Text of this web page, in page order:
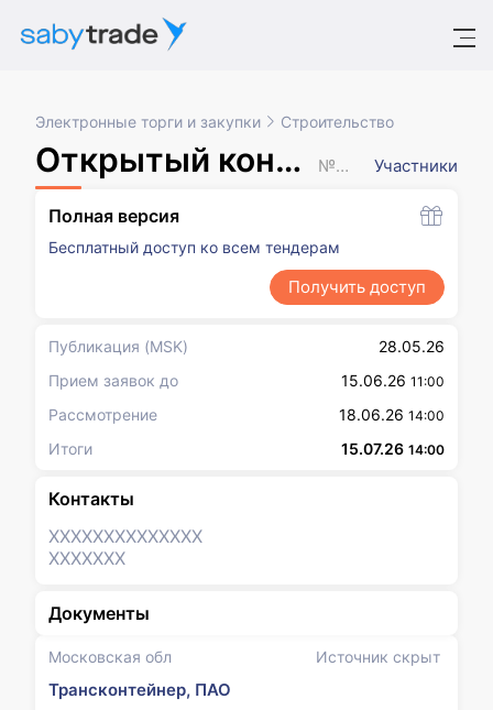
Электронные торги и закупки Строительство
Открытый конкурс в электронной форме (с 01.01.2026) № XXXXXXX Участники
Московская обл Источник скрыт
Трансконтейнер, ПАО
Полная версия
Бесплатный доступ ко всем тендерам
Получить доступ
Публикация (MSK)
28.05.26
Прием заявок до
15.06.26 11:00
Рассмотрение 18.06.26 14:00
Итоги 15.07.26 14:00
Контакты
XXXXXXXXXXXXXX
XXXXXXX
Документы